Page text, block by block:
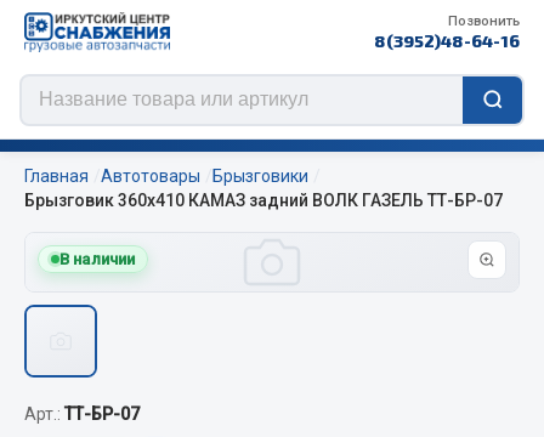
Позвонить
8(3952)48-64-16
Цепи противоскольжения
QITONG
Главная Автотовары
Брызговики
Брызговик 360х410 КАМАЗ задний ВОЛК ГАЗЕЛЬ ТТ-БР-07
В наличии
Арт.: ТТ-БР-07